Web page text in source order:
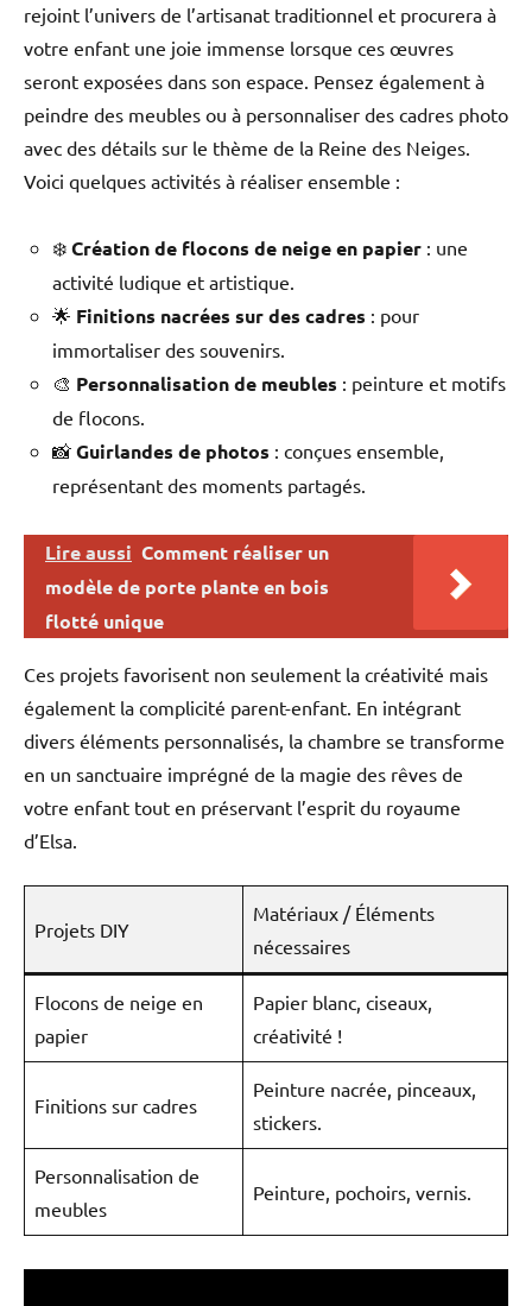
rejoint l’univers de l’artisanat traditionnel et procurera à
votre enfant une joie immense lorsque ces œuvres
seront exposées dans son espace. Pensez également à
peindre des meubles ou à personnaliser des cadres photo
avec des détails sur le thème de la Reine des Neiges.
Voici quelques activités à réaliser ensemble :
❄️ Création de flocons de neige en papier : une
activité ludique et artistique.
🌟 Finitions nacrées sur des cadres : pour
immortaliser des souvenirs.
🎨 Personnalisation de meubles : peinture et motifs
de flocons.
📸 Guirlandes de photos : conçues ensemble,
représentant des moments partagés.
Lire aussi Comment réaliser un
modèle de porte plante en bois
flotté unique
Ces projets favorisent non seulement la créativité mais
également la complicité parent-enfant. En intégrant
divers éléments personnalisés, la chambre se transforme
en un sanctuaire imprégné de la magie des rêves de
votre enfant tout en préservant l’esprit du royaume
d’Elsa.
Projets DIY
Matériaux / Éléments
nécessaires
Flocons de neige en
papier
Papier blanc, ciseaux,
créativité !
Finitions sur cadres
Peinture nacrée, pinceaux,
stickers.
Personnalisation de
meubles
Peinture, pochoirs, vernis.